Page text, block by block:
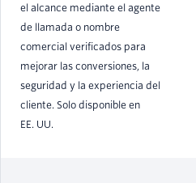
el alcance mediante el agente
de llamada o nombre
comercial verificados para
mejorar las conversiones, la
seguridad y la experiencia del
cliente. Solo disponible en
EE. UU.